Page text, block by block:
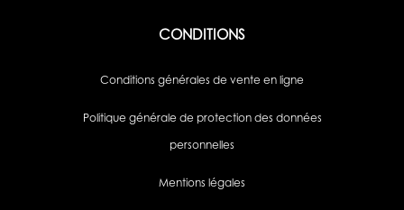
CONDITIONS
Conditions générales de vente en ligne
Politique générale de protection des données
personnelles
Mentions légales